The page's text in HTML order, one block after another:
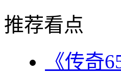
推荐看点
《传奇